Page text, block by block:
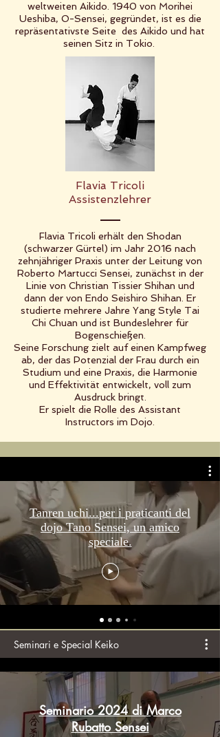
weltweiten Aikido. 1940 von Morihei
Ueshiba, O-Sensei, gegründet, ist es die
repräsentativste Seite des Aikido und hat
seinen Sitz in Tokio.
Flavia Tricoli
Assistenzlehrer
Flavia Tricoli erhält den Shodan
(schwarzer Gürtel) im Jahr 2016 nach
zehnjähriger Praxis unter der Leitung von
Roberto Martucci Sensei, zunächst in der
Linie von Christian Tissier Shihan und
dann der von Endo Seishiro Shihan. Er
studierte mehrere Jahre Yang Style Tai
Chi Chuan und ist Bundeslehrer für
Bogenschießen.
Seine Forschung zielt auf einen Kampfweg
ab, der das Potenzial der Frau durch ein
Studium und eine Praxis, die Harmonie
und Effektivität entwickelt, voll zum
Ausdruck bringt.
Er spielt die Rolle des Assistant
Instructors im Dojo.
Tanren uchi...per i praticanti del
dojo Tano Sensei, un amico
speciale.
Seminari e Special Keiko
Seminario 2024 di Marco
Rubatto Sensei